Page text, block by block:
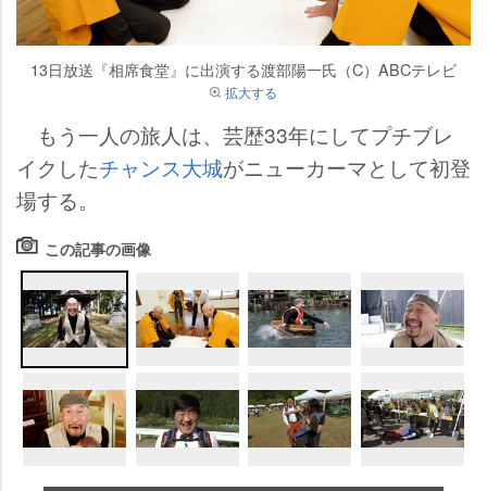
13日放送『相席食堂』に出演する渡部陽一氏（C）ABCテレビ
拡大する
もう一人の旅人は、芸歴33年にしてプチブレ
イクしたチャンス大城がニューカーマとして初登
場する。
この記事の画像